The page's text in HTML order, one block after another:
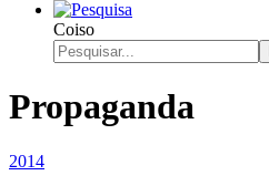
Coiso
Propaganda
2014